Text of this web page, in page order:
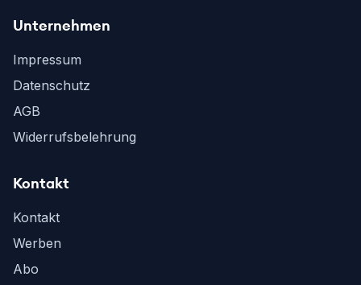
Unternehmen
Impressum
Datenschutz
AGB
Widerrufsbelehrung
Kontakt
Kontakt
Werben
Abo